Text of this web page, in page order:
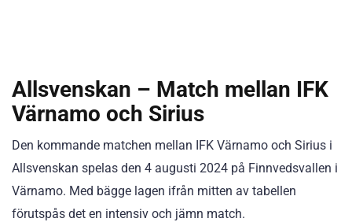
Allsvenskan – Match mellan IFK
Värnamo och Sirius
Den kommande matchen mellan IFK Värnamo och Sirius i
Allsvenskan spelas den 4 augusti 2024 på Finnvedsvallen i
Värnamo. Med bägge lagen ifrån mitten av tabellen
förutspås det en intensiv och jämn match.